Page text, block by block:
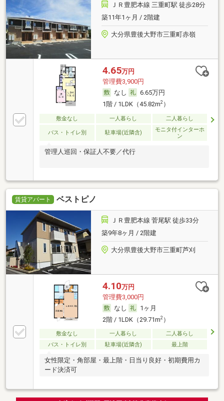
ＪＲ豊肥本線 三重町駅 徒歩28分
築11年1ヶ月 / 2階建
大分県豊後大野市三重町赤嶺
4.65万円
管理費3,900円
なし
6.65万円
1階 / 1LDK（45.82m2）
敷金なし 一人暮らし 二人暮らし
バス・トイレ別 駐車場(近隣含)
モニタ付インターホ
ン
管理人巡回・保証人不要／代行
賃貸アパート ベストピノ
ＪＲ豊肥本線 菅尾駅 徒歩33分
築9年8ヶ月 / 2階建
大分県豊後大野市三重町芦刈
4.10万円
管理費3,000円
なし
1ヶ月
2階 / 1LDK（29.71m2）
敷金なし 一人暮らし
二人暮らし
バス・トイレ別
駐車場(近隣含) 最上階
女性限定・角部屋・最上階・日当り良好・初期費用カ
ード決済可